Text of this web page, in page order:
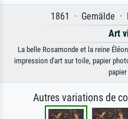
1861 · Gemälde ·
Art
La belle Rosamonde et la reine
impression d'art sur toile, papier
Autres variations de